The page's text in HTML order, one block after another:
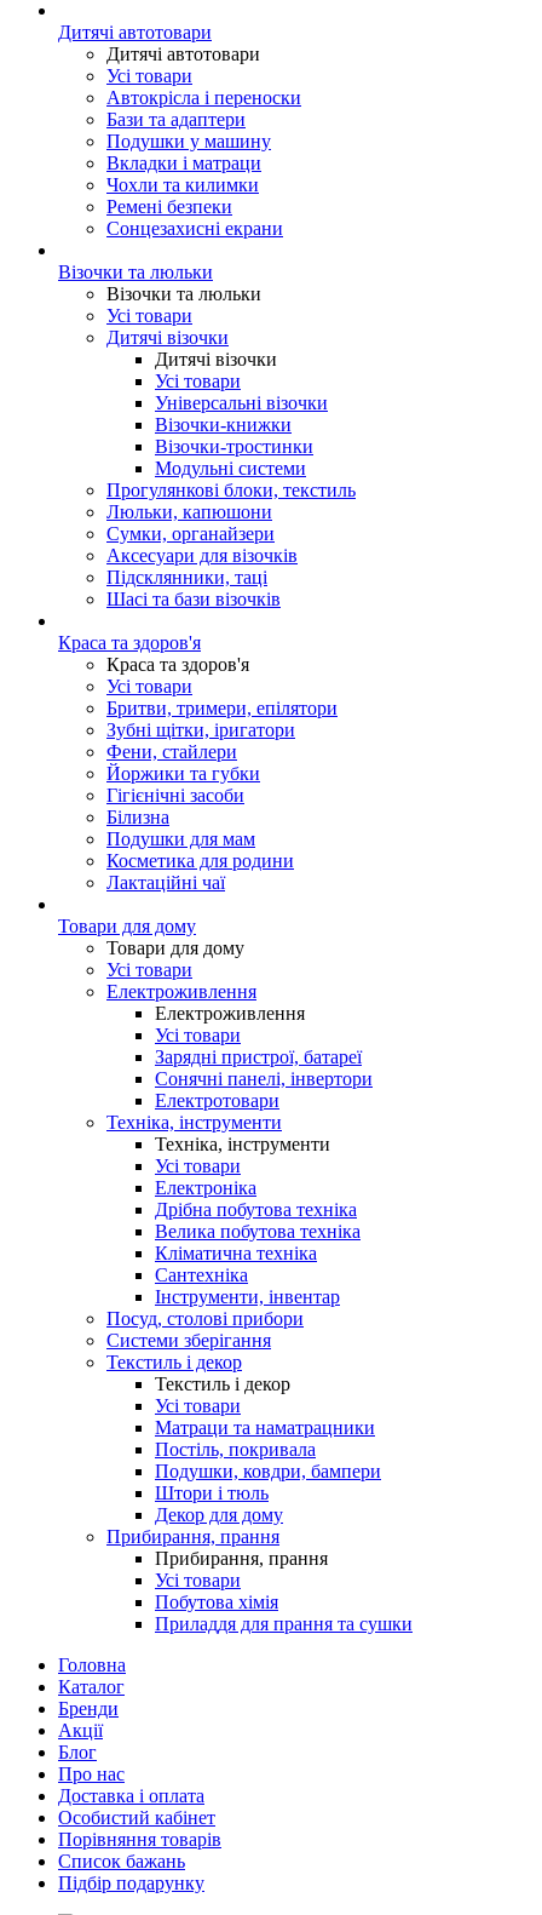
Дитячі автотовари
Дитячі автотовари
Усі товари
Автокрісла і переноски
Бази та адаптери
Подушки у машину
Вкладки і матраци
Чохли та килимки
Ремені безпеки
Сонцезахисні екрани
Візочки та люльки
Візочки та люльки
Усі товари
Дитячі візочки
Дитячі візочки
Усі товари
Універсальні візочки
Візочки-книжки
Візочки-тростинки
Модульні системи
Прогулянкові блоки, текстиль
Люльки, капюшони
Сумки, органайзери
Аксесуари для візочків
Підсклянники, таці
Шасі та бази візочків
Краса та здоров'я
Краса та здоров'я
Усі товари
Бритви, тримери, епілятори
Зубні щітки, іригатори
Фени, стайлери
Йоржики та губки
Гігієнічні засоби
Білизна
Подушки для мам
Косметика для родини
Лактаційні чаї
Товари для дому
Товари для дому
Усі товари
Електроживлення
Електроживлення
Усі товари
Зарядні пристрої, батареї
Сонячні панелі, інвертори
Електротовари
Техніка, інструменти
Техніка, інструменти
Усі товари
Електроніка
Дрібна побутова техніка
Велика побутова техніка
Кліматична техніка
Сантехніка
Інструменти, інвентар
Посуд, столові прибори
Системи зберігання
Текстиль і декор
Текстиль і декор
Усі товари
Матраци та наматрацники
Постіль, покривала
Подушки, ковдри, бампери
Штори і тюль
Декор для дому
Прибирання, прання
Прибирання, прання
Усі товари
Побутова хімія
Приладдя для прання та сушки
Головна
Каталог
Бренди
Акції
Блог
Про нас
Доставка і оплата
Особистий кабінет
Порівняння товарів
Список бажань
Підбір подарунку